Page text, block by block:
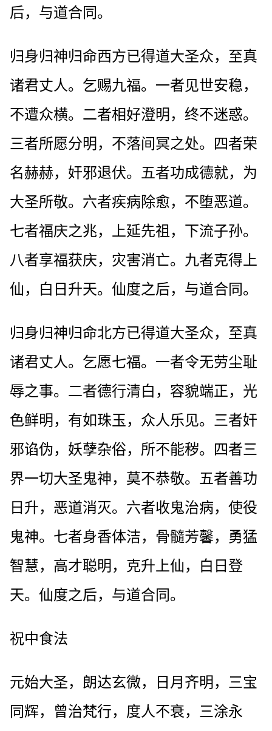
后，与道合同。
归身归神归命西方已得道大圣众，至真
诸君丈人。乞赐九福。一者见世安稳，
不遭众横。二者相好澄明，终不迷惑。
三者所愿分明，不落间冥之处。四者荣
名赫赫，奸邪退伏。五者功成德就，为
大圣所敬。六者疾病除愈，不堕恶道。
七者福庆之兆，上延先祖，下流子孙。
八者享福获庆，灾害消亡。九者克得上
仙，白日升天。仙度之后，与道合同。
归身归神归命北方已得道大圣众，至真
诸君丈人。乞愿七福。一者令无劳尘耻
辱之事。二者德行清白，容貌端正，光
色鲜明，有如珠玉，众人乐见。三者奸
邪谄伪，妖孽杂俗，所不能秽。四者三
界一切大圣鬼神，莫不恭敬。五者善功
日升，恶道消灭。六者收鬼治病，使役
鬼神。七者身香体洁，骨髓芳馨，勇猛
智慧，高才聪明，克升上仙，白日登
天。仙度之后，与道合同。
祝中食法
元始大圣，朗达玄微，日月齐明，三宝
同辉，曾治梵行，度人不衰，三涂永